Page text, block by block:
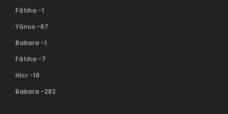
Fâtiha -1
Yûnus -67
Bakara -1
Fâtiha -7
Hicr -18
Bakara -282